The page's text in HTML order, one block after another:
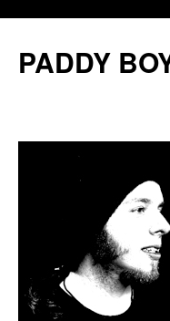
PADDY